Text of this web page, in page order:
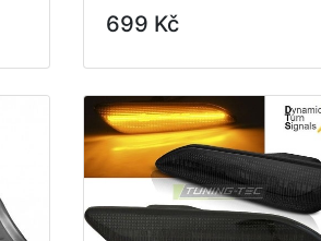
699 Kč